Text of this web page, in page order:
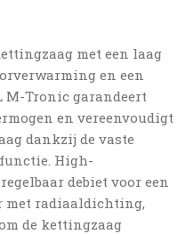
met een laag
en een
M-Tronic garandeert
en vereenvoudigt
dankzij de vaste
High-
debiet voor een
met radiaaldichting,
de kettingzaag